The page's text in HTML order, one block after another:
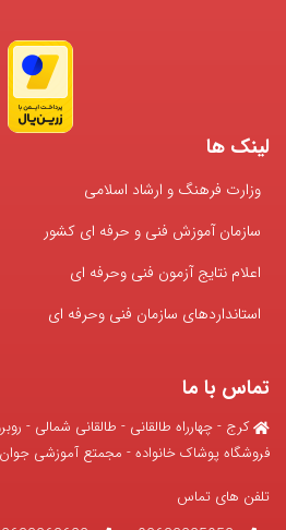
لینک ها
وزارت فرهنگ و ارشاد اسلامی
سازمان آموزش فنی و حرفه ای کشور
اعلام نتایج آزمون فنی وحرفه ای
استانداردهای سازمان فنی وحرفه ای
تماس با ما
کرج - چهارراه طالقانی - طالقانی شمالی -
فروشگاه پوشاک خانواده - مجمتع آموزشی جوان
تلفن های تماس